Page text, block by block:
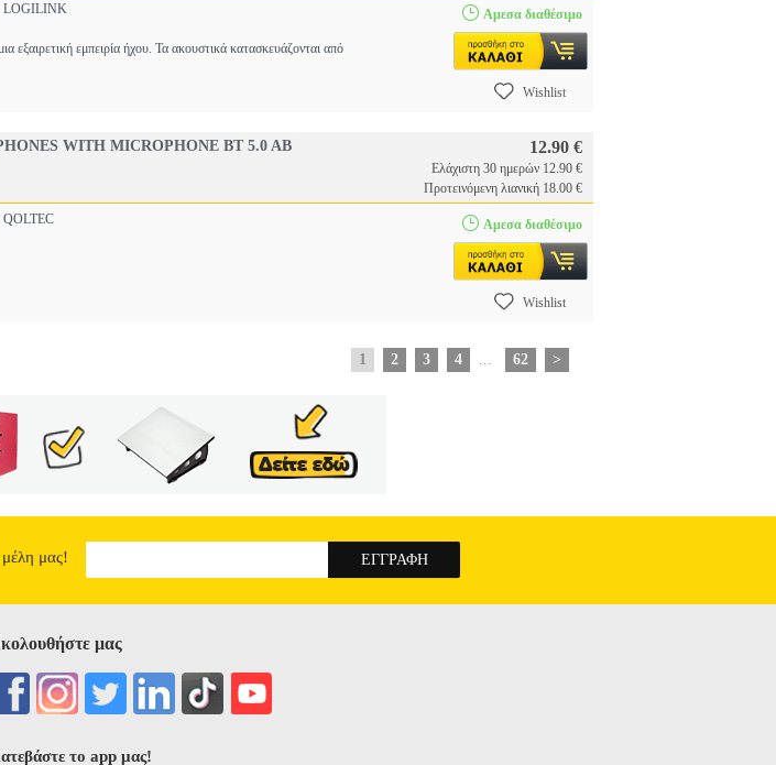
LOGILINK
εμπειρία ήχου. Τα ακουστικά κατασκευάζονται από
Αμεσα διαθέσιμο
Wishlist
WITH MICROPHONE BT 5.0 AB
12.90 €
Ελάχιστη 30 ημερών 12.90 €
Προτεινόμενη λιανική 18.00 €
QOLTEC Αμεσα διαθέσιμο
Wishlist
1 2 3 4 ... 62 >
μέλη μας!
μας
το app μας!